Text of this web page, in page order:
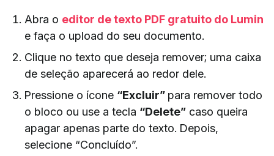
Abra o editor de texto PDF gratuito do Lumin
e faça o upload do seu documento.
Clique no texto que deseja remover; uma caixa
de seleção aparecerá ao redor dele.
Pressione o ícone “Excluir” para remover todo
o bloco ou use a tecla “Delete” caso queira
apagar apenas parte do texto. Depois,
selecione “Concluído”.